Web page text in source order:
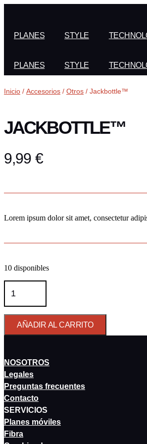
PLANES STYLE
PLANES STYLE
Inicio / Accesorios / Otros / Jackbottle™
JACKBOTTLE™
9,99 €
Lorem ipsum dolor sit amet, consectetur
10 disponibles
Jackbottle™
cantidad
AÑADIR AL CARRITO
NOSOTROS
Legales
Preguntas frecuentes
Contacto
SERVICIOS
Planes móviles
Fibra